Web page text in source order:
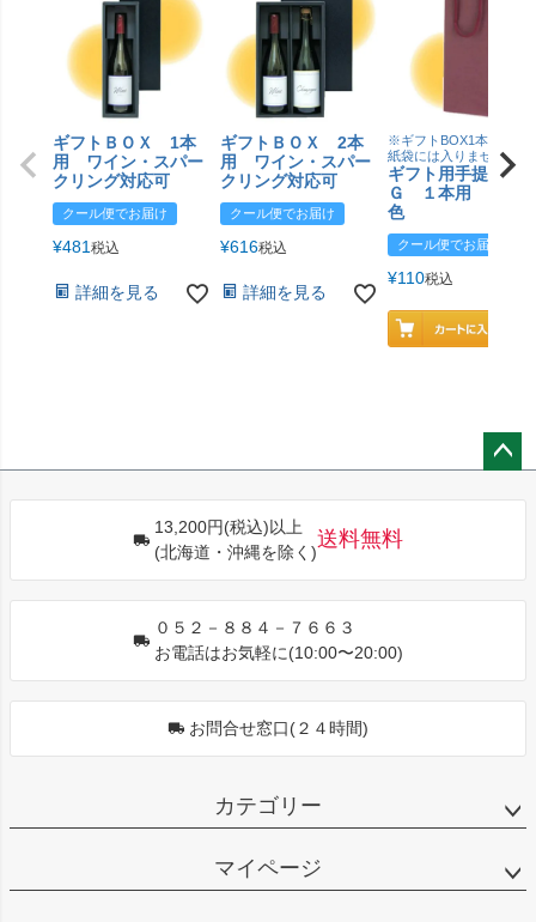
ギフトＢＯＸ 1本
用 ワイン・スパー
クリング対応可
クール便でお届け
¥481税込
詳細を見る
ギフトＢＯＸ 2本
用 ワイン・スパー
クリング対応可
クール便でお届け
¥616税込
詳細を見る
※ギフトBOX1本用はこ
紙袋には入りません
ギフト用手提げＢ
Ｇ １本用 エン
色
クール便でお届け
¥110税込
13,200円(税込)以上
(北海道・沖縄を除く)
送料無料
０５２－８８４－７６６３
お電話はお気軽に(10:00〜20:00)
お問合せ窓口(２４時間)
カテゴリー
マイページ